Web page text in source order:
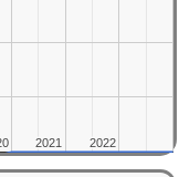
2021
2021 2022
2022